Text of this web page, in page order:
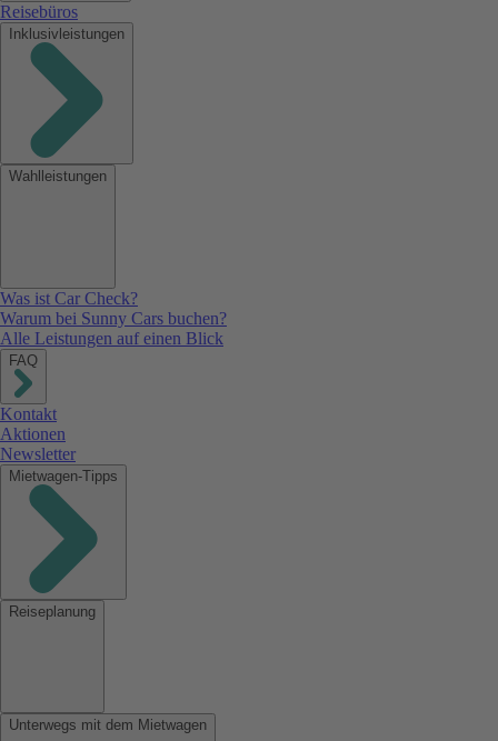
Reisebüros
Inklusivleistungen
Wahlleistungen
Was ist Car Check?
Warum bei Sunny Cars buchen?
Alle Leistungen auf einen Blick
FAQ
Kontakt
Aktionen
Newsletter
Mietwagen-Tipps
Reiseplanung
Unterwegs mit dem Mietwagen